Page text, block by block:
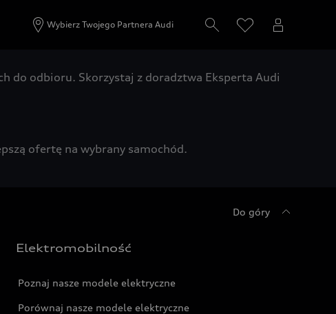
Wybierz Twojego Partnera Audi
do odbioru. Skorzystaj z doradztwa Eksperta Audi
ofertę na wybrany samochód.
Do góry
Elektromobilność
Poznaj nasze modele elektryczne
Porównaj nasze modele elektryczne